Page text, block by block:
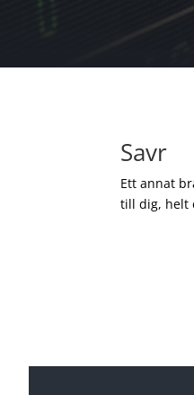
Savr
Ett annat
till dig, helt